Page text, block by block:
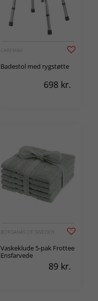
CAREMAX
Badestol med rygstøtte
698 kr.
BORGANÄS OF SWEDEN
Vaskeklude 5-pak Frottee
Ensfarvede
89 kr.